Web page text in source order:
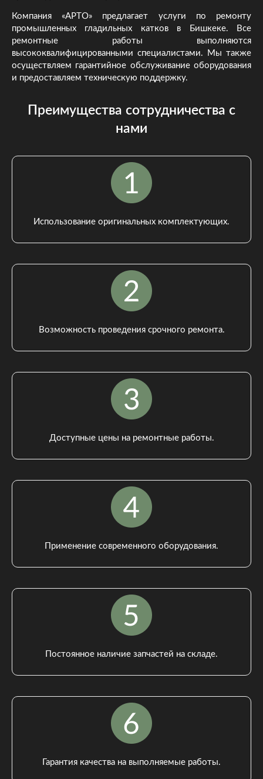
Компания «АРТО» предлагает услуги по ремонту
промышленных гладильных катков в Бишкеке. Все
ремонтные работы выполняются
высококвалифицированными специалистами. Мы также
осуществляем гарантийное обслуживание оборудования
и предоставляем техническую поддержку.
Преимущества сотрудничества с
нами
Использование оригинальных комплектующих.
Возможность проведения срочного ремонта.
Доступные цены на ремонтные работы.
Применение современного оборудования.
Постоянное наличие запчастей на складе.
Гарантия качества на выполняемые работы.